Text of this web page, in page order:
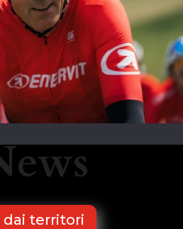
dai territori